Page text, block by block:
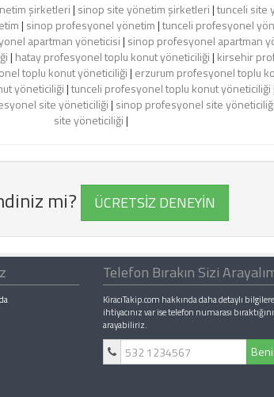
şirketleri| sinop site yönetim şirketleri|tunceli site
| sinop profesyonel yönetim|tunceli profesyonel
apartman yöneticisi| sinop profesyonel apartman
| hatay profesyonel toplu konut yöneticiliği| kirsehir
toplu konut yöneticiliği| erzurum profesyonel toplu
yöneticiliği|tunceli profesyonel toplu konut yöneticiliği|
site yöneticiliği| sinop profesyonel site yöneticiliği
site yöneticiliği|
mi? ÜCRETSİZ DENEYİN
Telefon Bırakın Sizi
KiracıTakip.com hakkında daha detaylı bilgilere
ihtiyacınız var ise telefon numarası
arayabiliriz.